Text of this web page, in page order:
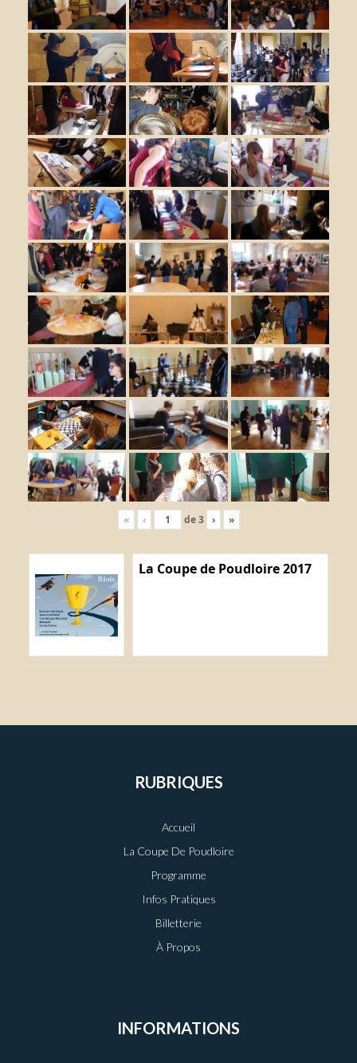
« ‹ de3 › »
La Coupe de Poudloire 2017
RUBRIQUES
Accueil
La Coupe De Poudloire
Programme
Infos Pratiques
Billetterie
À Propos
INFORMATIONS